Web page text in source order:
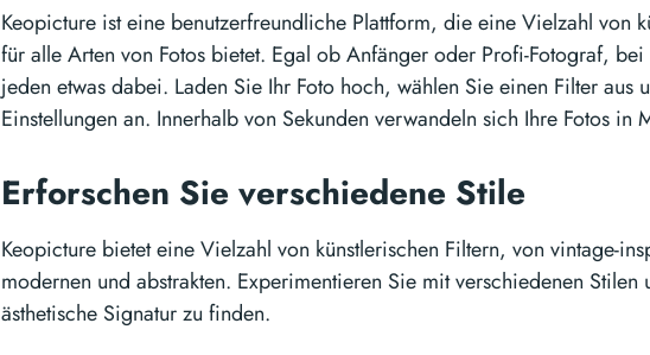
Keopicture ist eine benutzerfreundliche Plattform, die eine Vielzahl von
für alle Arten von Fotos bietet. Egal ob Anfänger oder Profi-Fotograf,
jeden etwas dabei. Laden Sie Ihr Foto hoch, wählen Sie einen Filter aus
Einstellungen an. Innerhalb von Sekunden verwandeln sich Ihre Fotos in
Erforschen Sie verschiedene Stile
Keopicture bietet eine Vielzahl von künstlerischen Filtern, von vintage-
modernen und abstrakten. Experimentieren Sie mit verschiedenen Stilen
ästhetische Signatur zu finden.